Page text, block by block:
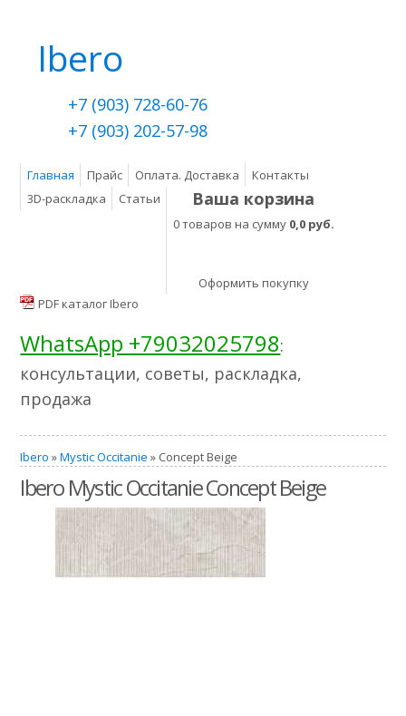
Ibero
+7 (903) 728-60-76
+7 (903) 202-57-98
Главная Прайс Оплата. Доставка
Контакты
3D-раскладка
Статьи Ваша корзина
0 товаров на сумму 0,0 руб.
Оформить покупку
PDF каталог Ibero
WhatsApp +79032025798:
консультации, советы, раскладка,
продажа
Ibero »Mystic Occitanie » Concept Beige
Ibero Mystic Occitanie Concept Beige